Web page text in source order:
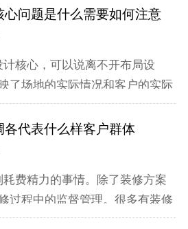
修项目的核心。其实只要有经验
场的实际情况，充分了解客户的
办公室装修做一个初步的布局规
调整。几经讨论，基本可以得出
平面设计做好了，就该真正开始
的支出，第一步是铺垫，因为这
环节。写字楼真正的地面装修相
的‘脚感’，还是有以下几个方
问题是什么需要如何注意
核心，可以说离不开布局设
了场地的实际情况和客户的实际
计中的重要环节，所以后街印象
努力提升装修项目的核心。其实
认真研究现场的实际情况，充分
写字楼装修会做一个初步的写字
然后和客户讨论调整。几经讨
合理可行的布局方案。
代表什么样客户群体
费精力的事情。除了装修方案
过程中的监督管理。很多有装修
，不管是找正规装修还是装修游